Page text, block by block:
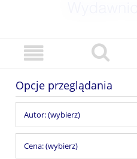
Opcje przeglądania
Autor: (wybierz)
Cena: (wybierz)